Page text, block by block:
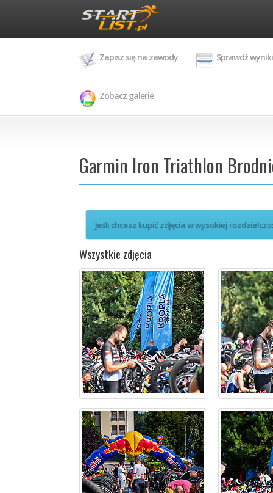
Zapisz się na zawody Sprawdź wyniki
Zobacz galerie
Garmin Iron Triathlon
Jeśli chcesz kupić zdjęcia w wysokiej
Wszystkie zdjęcia